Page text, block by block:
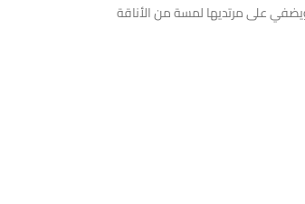
على مرتديها لمسة من الأناقة